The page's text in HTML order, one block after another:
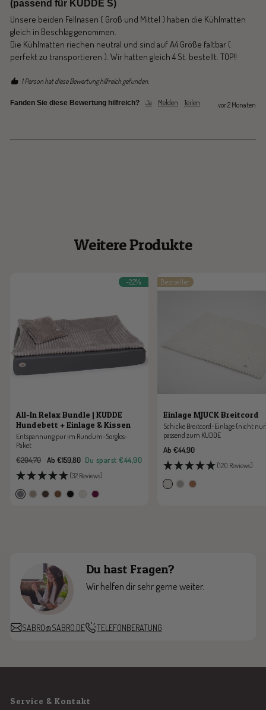
(passend für KUDDE S)
Unsere beiden Fellnasen ( Groß und Mittel ) haben die Kühlmatten
gleich in Beschlag genommen.
Die Kühlmatten riechen neutral und sind auf A4 Größe faltbar (
perfekt zu transportieren ). Wir hatten gleich 4 St. bestellt. TOP!!
1 Person hat diese Bewertung hilfreich gefunden.
Fanden Sie diese Bewertung hilfreich? Ja Melden Teilen vor 2 Monaten
Weitere Produkte
-22%
All-In Relax Bundle | KUDDE
Hundebett + Einlage & Kissen
Entspannung pur im Rundum-Sorglos-
Paket
Angebotspreis
Ab €159,80
Regulärer
Preis
€204,70 Du sparst €44,90
(32 Reviews)
s
m
z
t
t
e
r
c
l
a
t
e
s
z
b
e
e
Bestseller
Einlage MJUCK Breitcord
Schicke Breitcord-Einlage (nicht
passend zum KUDDE
Angebotspreis
Ab €44,90
(120 Reviews)
s
p
c
Du hast Fragen?
Wir helfen dir sehr gerne weiter.
SABRO@SABRO.DE TELEFONBERATUNG
Service & Kontakt